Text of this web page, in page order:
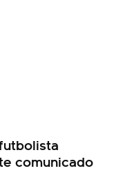
comunicado